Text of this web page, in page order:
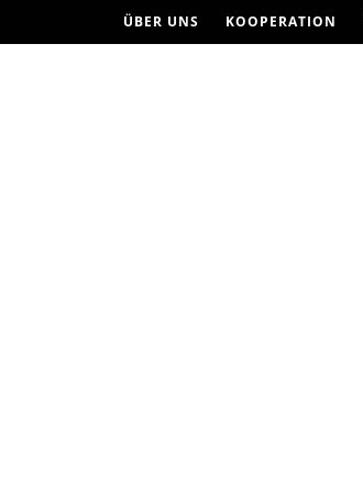
ÜBER UNS KOOPERATION